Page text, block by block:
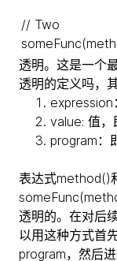
// Two
透明。这是一个
透明的定义吗，
expression
value: 值
program：
表达式method()
透明的。在对后
以用这种方式首
program，然后进